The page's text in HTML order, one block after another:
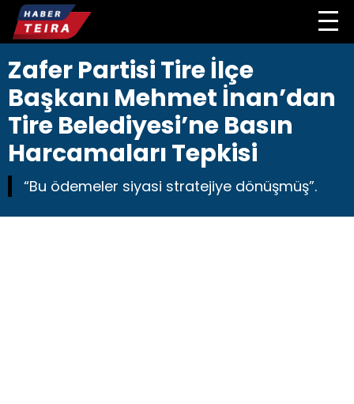
Zafer Partisi Tire İlçe
Başkanı Mehmet İnan’dan
Tire Belediyesi’ne Basın
Harcamaları Tepkisi
“Bu ödemeler siyasi stratejiye dönüşmüş”.